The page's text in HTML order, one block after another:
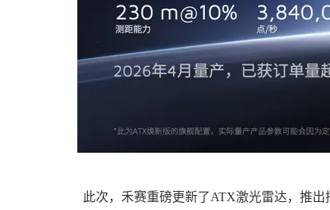
此次，禾赛重磅更新了ATX激光雷达，推